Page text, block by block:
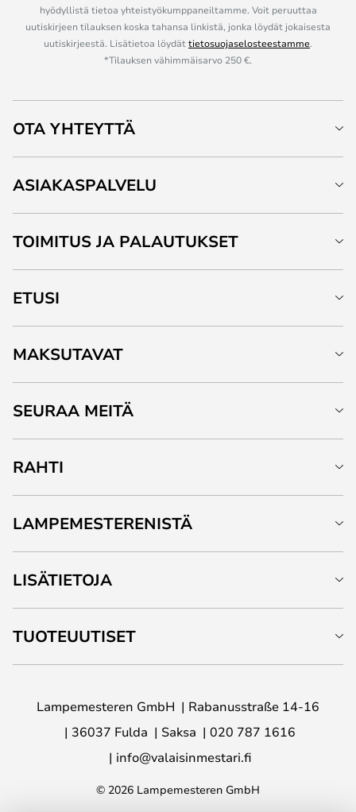
hyödyllistä tietoa yhteistyökumppaneiltamme. Voit peruuttaa
uutiskirjeen tilauksen koska tahansa linkistä, jonka löydät jokaisesta
uutiskirjeestä. Lisätietoa löydättietosuojaselosteestamme.
*Tilauksen vähimmäisarvo 250 €.
OTA YHTEYTTÄ
ASIAKASPALVELU
TOIMITUS JA PALAUTUKSET
ETUSI
MAKSUTAVAT
SEURAA MEITÄ
RAHTI
LAMPEMESTERENISTÄ
LISÄTIETOJA
TUOTEUUTISET
Lampemesteren GmbH
Rabanusstraße 14-16
36037 Fulda
Saksa
020 787 1616
info@valaisinmestari.fi
© 2026 Lampemesteren GmbH